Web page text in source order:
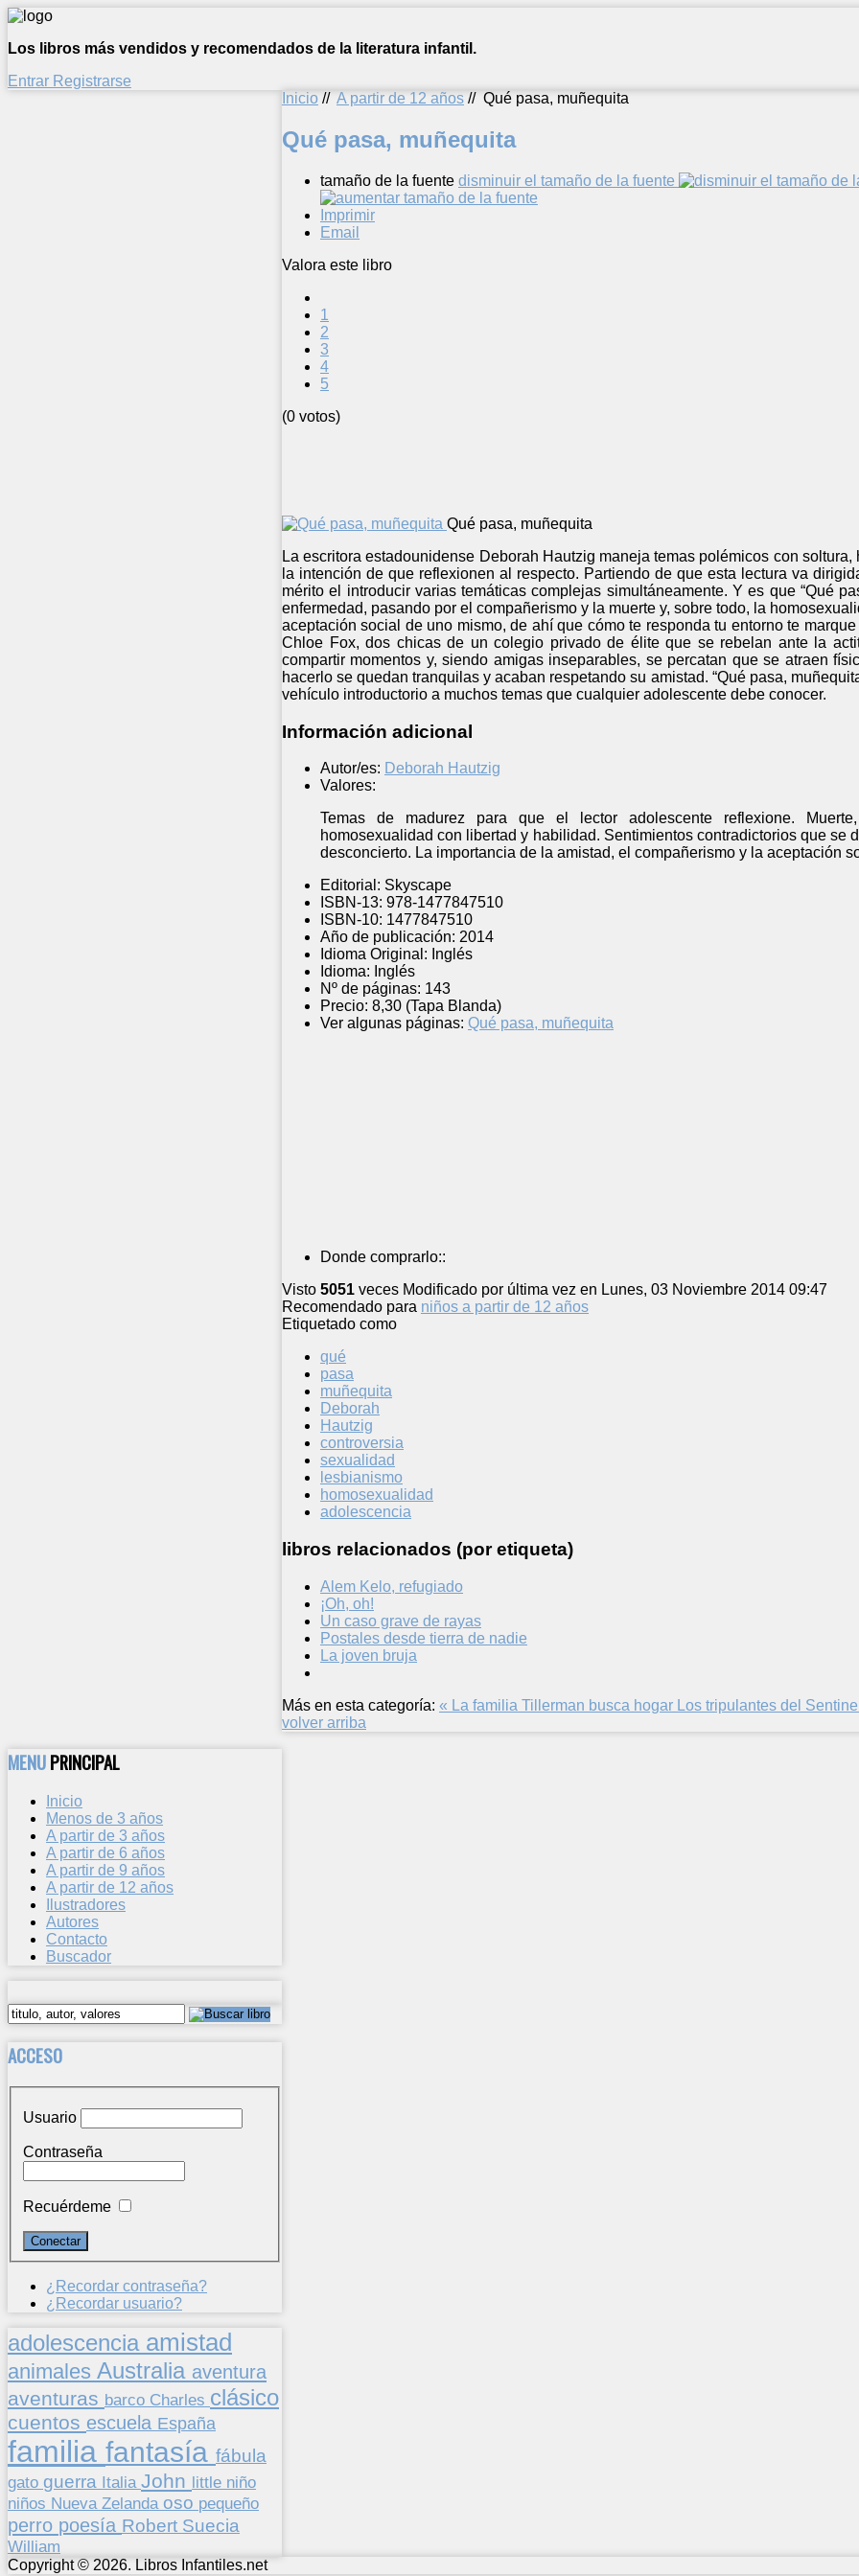
Los libros más vendidos y recomendados de la literatura infantil.
Entrar Registrarse
Inicio // A partir de 12 años // Qué pasa, muñequita
Qué pasa, muñequita
tamaño de la fuente disminuir el tamaño de la fuente
Imprimir
Email
Valora este libro
1
2
3
4
5
(0 votos)
Qué pasa, muñequita
La escritora estadounidense Deborah Hautzig maneja temas polémicos con
la intención de que reflexionen al respecto. Partiendo de que esta lectura va
mérito el introducir varias temáticas complejas simultáneamente. Y es que “Qué
enfermedad, pasando por el compañerismo y la muerte y, sobre todo, la
aceptación social de uno mismo, de ahí que cómo te responda tu entorno te
Chloe Fox, dos chicas de un colegio privado de élite que se rebelan ante la
compartir momentos y, siendo amigas inseparables, se percatan que se atraen
hacerlo se quedan tranquilas y acaban respetando su amistad. “Qué pasa,
vehículo introductorio a muchos temas que cualquier adolescente debe conocer.
Información adicional
Autor/es: Deborah Hautzig
Valores:
Temas de madurez para que el lector adolescente reflexione.
homosexualidad con libertad y habilidad. Sentimientos contradictorios que se
desconcierto. La importancia de la amistad, el compañerismo y la aceptación
Editorial: Skyscape
ISBN-13: 978-1477847510
ISBN-10: 1477847510
Año de publicación: 2014
Idioma Original: Inglés
Idioma: Inglés
Nº de páginas: 143
Precio: 8,30 (Tapa Blanda)
Ver algunas páginas: Qué pasa, muñequita
Donde comprarlo::
Visto 5051 veces Modificado por última vez en Lunes, 03 Noviembre 2014 09:47
Recomendado para niños a partir de 12 años
Etiquetado como
qué
pasa
muñequita
Deborah
Hautzig
controversia
sexualidad
lesbianismo
homosexualidad
adolescencia
libros relacionados (por etiqueta)
Alem Kelo, refugiado
¡Oh, oh!
Un caso grave de rayas
Postales desde tierra de nadie
La joven bruja
Más en esta categoría: « La familia Tillerman busca hogar Los tripulantes del
volver arriba
MENUPRINCIPAL
Inicio
Menos de 3 años
A partir de 3 años
A partir de 6 años
A partir de 9 años
A partir de 12 años
Ilustradores
Autores
Contacto
Buscador
ACCESO
Usuario
Contraseña
Recuérdeme
¿Recordar contraseña?
¿Recordar usuario?
adolescencia amistad
animales Australia aventura
aventuras barco Charles clásico
cuentos escuela España
familia fantasía fábula
gato guerra Italia John little niño
niños Nueva Zelanda oso pequeño
perro poesía Robert Suecia
William
Copyright © 2026. Libros Infantiles.net